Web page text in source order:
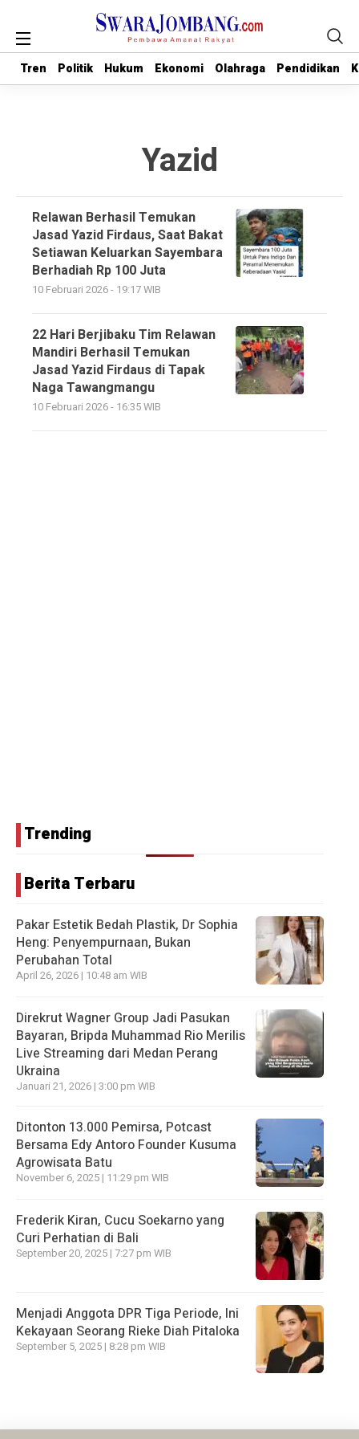
Tren Politik Hukum Ekonomi Olahraga Pendidikan
Tren Politik Hukum Ekonomi Olahraga Pendidikan
Yazid
Relawan Berhasil Temukan
Jasad Yazid Firdaus, Saat Bakat
Setiawan Keluarkan Sayembara
Berhadiah Rp 100 Juta
10 Februari 2026 - 19:17 WIB
22 Hari Berjibaku Tim Relawan
Mandiri Berhasil Temukan
Jasad Yazid Firdaus di Tapak
Naga Tawangmangu
10 Februari 2026 - 16:35 WIB
Trending
Berita Terbaru
Pakar Estetik Bedah Plastik, Dr Sophia
Heng: Penyempurnaan, Bukan
Perubahan Total
April 26, 2026 | 10:48 am WIB
Direkrut Wagner Group Jadi Pasukan
Bayaran, Bripda Muhammad Rio Merilis
Live Streaming dari Medan Perang
Ukraina
Januari 21, 2026 | 3:00 pm WIB
Ditonton 13.000 Pemirsa, Potcast
Bersama Edy Antoro Founder Kusuma
Agrowisata Batu
November 6, 2025 | 11:29 pm WIB
Frederik Kiran, Cucu Soekarno yang
Curi Perhatian di Bali
September 20, 2025 | 7:27 pm WIB
Menjadi Anggota DPR Tiga Periode, Ini
Kekayaan Seorang Rieke Diah Pitaloka
September 5, 2025 | 8:28 pm WIB